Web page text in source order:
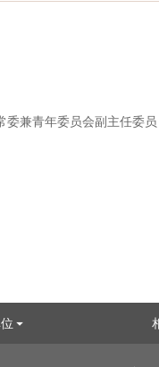
委兼青年委员会副主任委员